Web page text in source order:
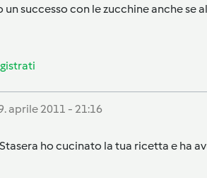
un successo con le zucchine anche
aprile 2011 - 21:16
ho cucinato la tua ricetta e ha